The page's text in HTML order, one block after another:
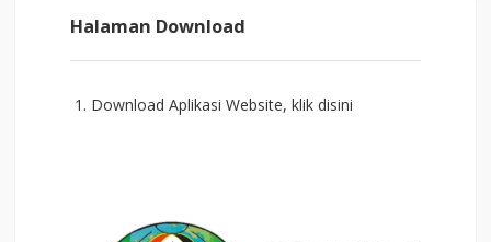
Halaman Download
1. Download Aplikasi Website,klik disini